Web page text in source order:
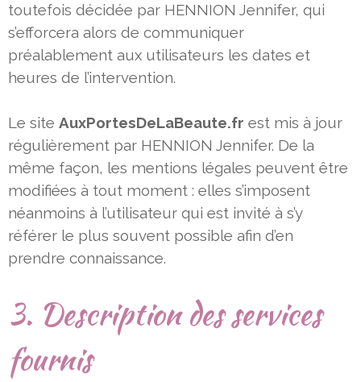
toutefois décidée par HENNION Jennifer, qui
s’efforcera alors de communiquer
préalablement aux utilisateurs les dates et
heures de l’intervention.
Le site AuxPortesDeLaBeaute.fr est mis à jour
régulièrement par HENNION Jennifer. De la
même façon, les mentions légales peuvent être
modifiées à tout moment : elles s’imposent
néanmoins à l’utilisateur qui est invité à s’y
référer le plus souvent possible afin d’en
prendre connaissance.
3. Description des services
fournis